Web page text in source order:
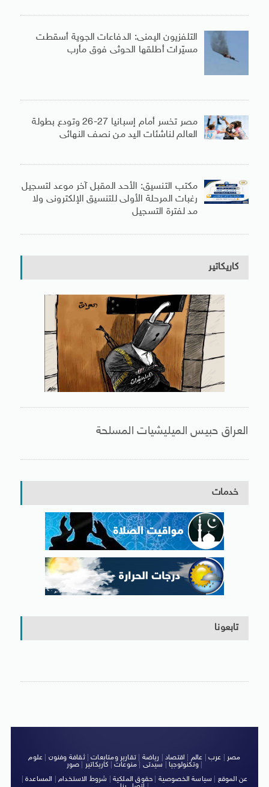
التلفزيون اليمنى: الدفاعات الجوية أسقطت
مسيّرات أطلقها الحوثى فوق مأرب
مصر تخسر أمام إسبانيا 27-26 وتودع بطولة
العالم لناشئات اليد من نصف النهائى
مكتب التنسيق: الأحد المقبل آخر موعد لتسجيل
رغبات المرحلة الأولى للتنسيق الإلكترونى ولا
مد لفترة التسجيل
كاريكاتير
العراق حبيس الميليشيات المسلحة
خدمات
تابعونا
مصر عرب عالم اقتصاد رياضة |تقارير ومتابعات|ثقافة وفنون
علوم
وتكنولوجيا| سيدتى منوعات كاريكاتير صور
|
عن الموقع
سياسة الخصوصية حقوق الملكية شروط الاستخدام| المساعدة|